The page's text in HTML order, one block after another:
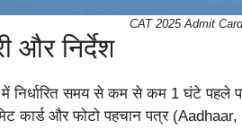
CAT 2025 Admit Card
और निर्देश
में निर्धारित समय से कम से कम 1 घंटे पहले
कार्ड और फोटो पहचान पत्र